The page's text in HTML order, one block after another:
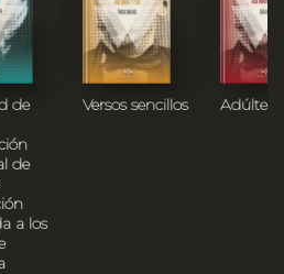
de
de
a los
Versos sencillos Adúltera